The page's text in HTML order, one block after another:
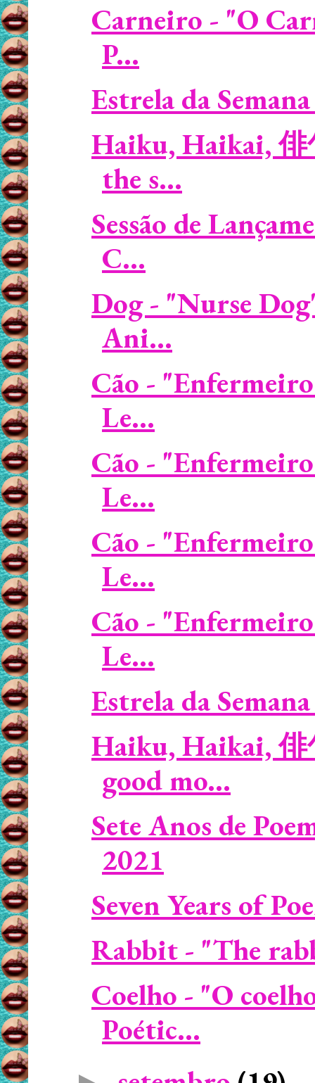
Carneiro - "O
P...
Estrela da
Haiku, Haikai, 俳
the s...
Sessão de
C...
Dog - "Nurse
Ani...
Cão -
Le...
Cão -
Le...
Cão -
Le...
Cão -
Le...
Estrela da
Haiku, Haikai,
good mo...
Sete Anos de
2021
Seven Years of
Rabbit - "The
Coelho - "O
Poétic...